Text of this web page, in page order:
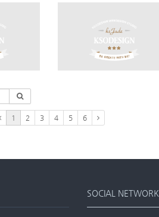
1 2 3 4 5 6
SOCIAL NETWORK